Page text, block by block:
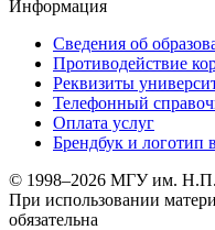
Информация
Сведения об
Противодействие
Реквизиты
Телефонный
Оплата услуг
Брендбук и логотип
© 1998–2026 МГУ им.
При использовании
обязательна